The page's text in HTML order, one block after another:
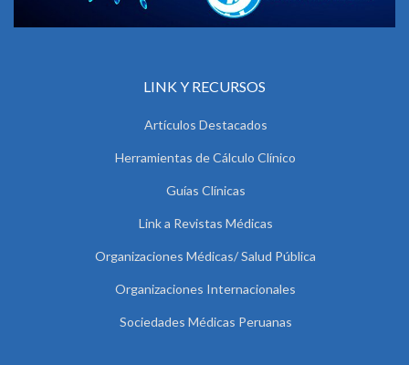
LINK Y RECURSOS
Artículos Destacados
Herramientas de Cálculo Clínico
Guías Clínicas
Link a Revistas Médicas
Organizaciones Médicas/ Salud Pública
Organizaciones Internacionales
Sociedades Médicas Peruanas